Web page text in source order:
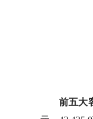
前五大